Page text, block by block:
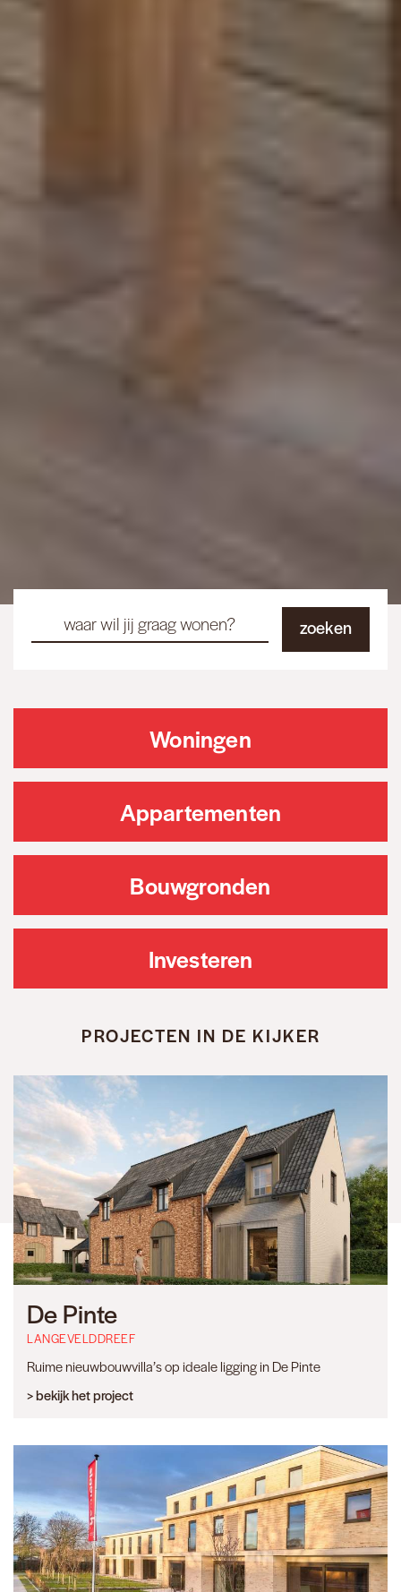
Woningen
Appartementen
Bouwgronden
Investeren
PROJECTEN IN DE KIJKER
De Pinte
LANGEVELDDREEF
Ruime nieuwbouwvilla’s op ideale ligging in De Pinte
> bekijk het project